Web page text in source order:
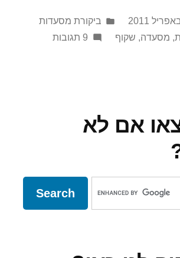
Posted
in
ביקורת מסעדות
, מסעדה, שקוף 9 תגובות
על
אם לא